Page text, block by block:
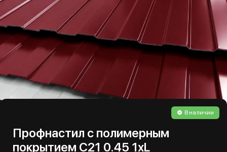
В наличии
Профнастил с полимерным
покрытием С21 0.45 1хL